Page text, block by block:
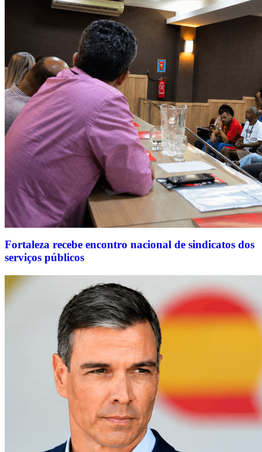
Fortaleza recebe encontro nacional de sindicatos dos
serviços públicos